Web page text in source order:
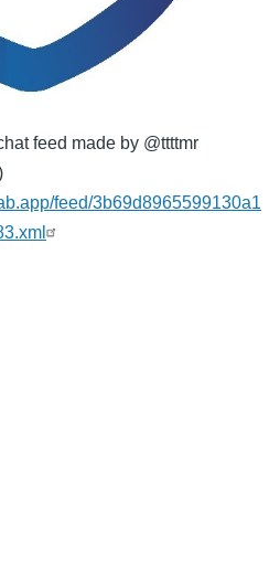
feed made by @ttttmr
feed/3b69d8965599130a1